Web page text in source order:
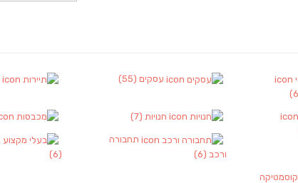
עסקים (55)
חנויות (7)
תחבורה
ורכב (6)
(6)
קוסמטיקה